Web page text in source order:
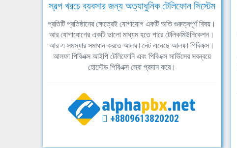
স্বল্প খরচে ব্যবসার জন্য অত্যাধুনিক টেলিফোন সিস্টেম
প্রতিটি প্রতিষ্ঠানের ক্ষেত্রেই যোগাযোগ একটি অতি গুরুত্বপূর্ণ বিষয়।
আর যোগাযোগের একটি ভালো মাধ্যম হতে পারে টেলিকমিউনিকেশন।
আর এ সমস্যার সমাধান করতে আলফা নেট এনেছে আলফা পিবিএক্স।
আলফা পিবিএক্স আইপি টেলিফোনি এবং পিবিএক্স সার্ভিসের সবন্বয়ে
হোস্টেড পিবিএক্স সেবা প্রদান করে।
+8809613820202